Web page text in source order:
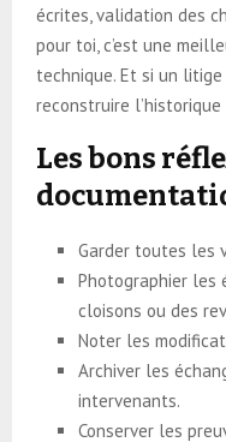
écrites, validation des
pour toi, c’est une
technique. Et si un
reconstruire
Les bons
Garder toutes les
Photographier les
cloisons ou des
Noter les
Archiver les
intervenants.
Conserver les